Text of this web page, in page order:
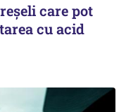
care pot
cu acid